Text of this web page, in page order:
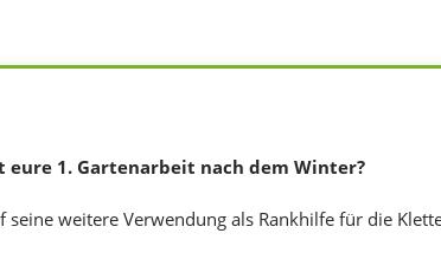
eure 1. Gartenarbeit nach dem Winter?
seine weitere Verwendung als Rankhilfe für die